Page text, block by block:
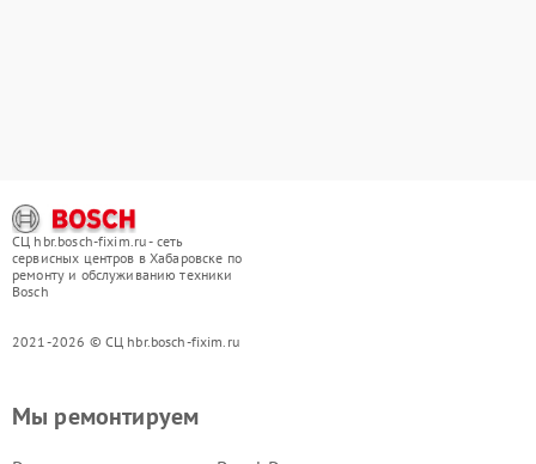
СЦ hbr.bosch-fixim.ru - сеть
сервисных центров в Хабаровске по
ремонту и обслуживанию техники
Bosch
2021-2026 © СЦ hbr.bosch-fixim.ru
Мы ремонтируем